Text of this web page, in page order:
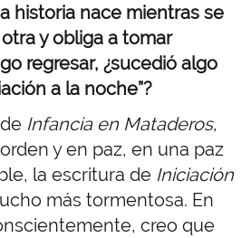
historia nace mientras se
y obliga a tomar
regresar, ¿sucedió algo
a la noche”?
Infancia en Mataderos,
y en paz, en una paz
la escritura de Iniciación
más tormentosa. En
creo que